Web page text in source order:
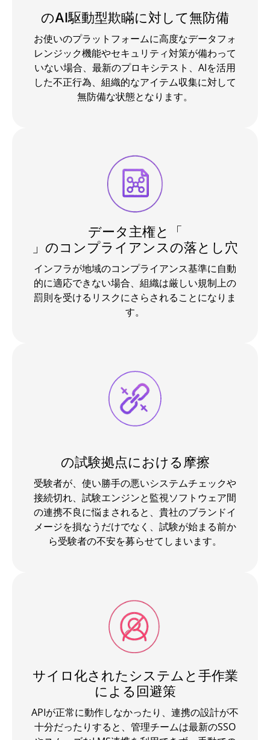
のAI駆動型欺瞞に対して無防備
お使いのプラットフォームに高度なデータフォ
レンジック機能やセキュリティ対策が備わって
いない場合、最新のプロキシテスト、AIを活用
した不正行為、組織的なアイテム収集に対して
無防備な状態となります。
データ主権と「
」のコンプライアンスの落とし穴
インフラが地域のコンプライアンス基準に自動
的に適応できない場合、組織は厳しい規制上の
罰則を受けるリスクにさらされることになりま
す。
の試験拠点における摩擦
受験者が、使い勝手の悪いシステムチェックや
接続切れ、試験エンジンと監視ソフトウェア間
の連携不良に悩まされると、貴社のブランドイ
メージを損なうだけでなく、試験が始まる前か
ら受験者の不安を募らせてしまいます。
サイロ化されたシステムと手作業
による回避策
APIが正常に動作しなかったり、連携の設計が不
十分だったりすると、管理チームは最新のSSO